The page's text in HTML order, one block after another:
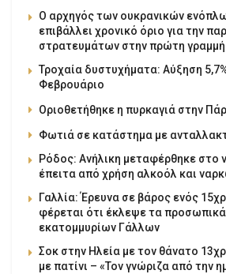
Ο αρχηγός των ουκρανικών
επιβάλλει χρονικό όριο για την
στρατευμάτων στην πρώτη γραμμή
Τροχαία δυστυχήματα: Αύξηση
Φεβρουάριο
Οριοθετήθηκε η πυρκαγιά στην
Φωτιά σε κατάστημα με
Ρόδος: Ανήλικη μεταφέρθηκε στο
έπειτα από χρήση αλκοόλ και
Γαλλία: Έρευνα σε βάρος ενός
φέρεται ότι έκλεψε τα προσωπικά
εκατομμυρίων Γάλλων
Σοκ στην Ηλεία με τον θάνατο
με πατίνι – «Τον γνώριζα από την